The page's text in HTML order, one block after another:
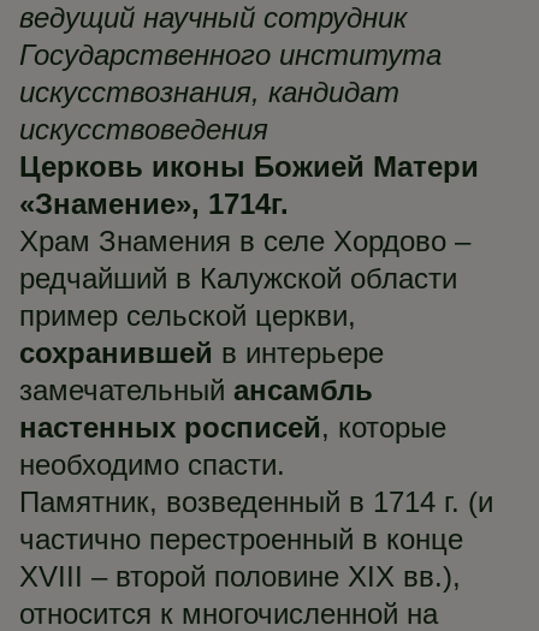
ведущий научный сотрудник
Государственного института
искусствознания, кандидат
искусствоведения
Церковь иконы Божией Матери
«Знамение», 1714г.
Храм Знамения в селе Хордово –
редчайший в Калужской области
пример сельской церкви,
сохранившей в интерьере
замечательный ансамбль
настенных росписей, которые
необходимо спасти.
Памятник, возведенный в 1714 г. (и
частично перестроенный в конце
XVIII – второй половине XIX вв.),
относится к многочисленной на